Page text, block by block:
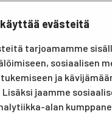
evästeitä
tarjoamamme
sosiaalisen
ja
jaamme
alan
ajan keskus, joka
kuin
Santasport on
lumi- ja
taitovalmennuksessa.